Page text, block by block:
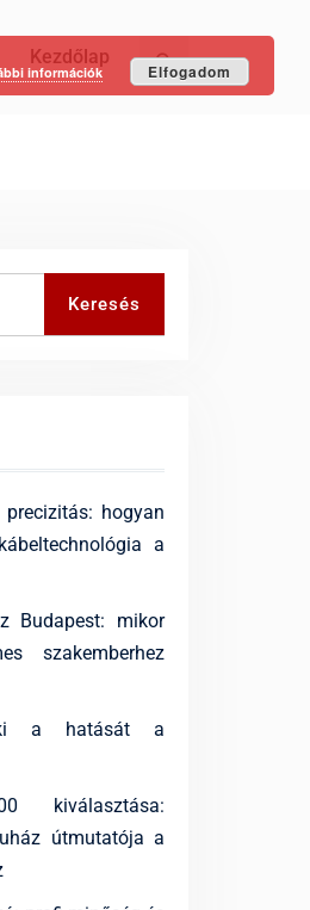
Kezdőlap Keresés
Keresés
hogyan
a
Budapest: mikor
szakemberhez
a hatását a
kiválasztása:
útmutatója a
információk Elfogadom